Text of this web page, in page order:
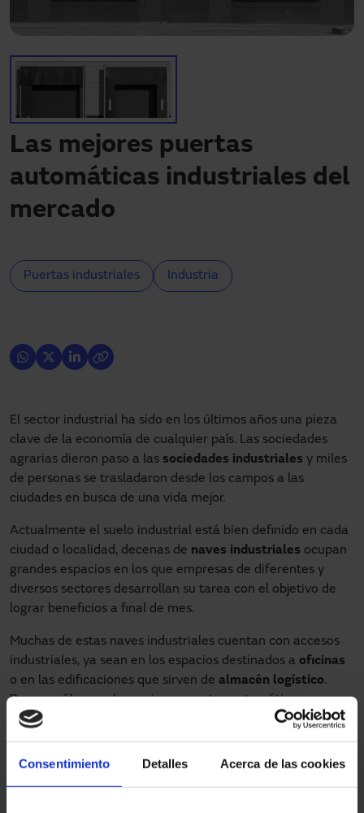
Consentimiento Detalles Acerca de las cookies
Mi área
Las mejores puertas
automáticas industriales del
mercado
Puertas industriales Industria
El sector industrial ha sido en los últimos años una pieza
clave de la economía de cualquier país. Las sociedades
agrarias dieron paso a las sociedades industriales y miles
de personas se trasladaron desde los campos a las
ciudades en busca de una vida mejor.
Actualmente el suelo industrial está bien definido en cada
ciudad o localidad, decenas de naves industriales ocupan
grandes espacios en los que empresas de diferentes y
diversos sectores desarrollan su tarea con el objetivo de
lograr beneficios a final de mes.
Muchas de estas naves industriales cuentan con accesos
industriales, ya sean en los espacios destinados a oficinas
o en las edificaciones que sirven de almacén logístico.
Pero, ¿cuáles son las mejores puertas automáticas
industriales del mercado?
ideal para ubicaciones de tránsito intenso de
peatones y maquinaria móvil, como almacenes y